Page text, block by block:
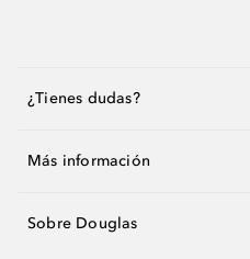
¿Tienes dudas?
Más información
Sobre Douglas